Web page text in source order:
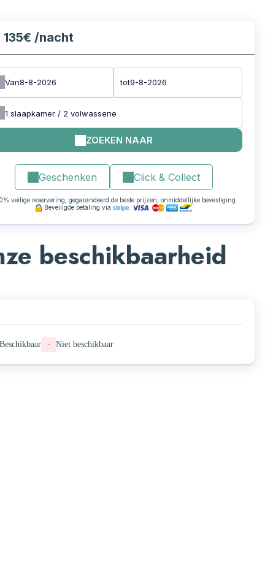
135€ /nacht
Van tot
1 slaapkamer / 2 volwassene
ZOEKEN NAAR
Geschenken Click & Collect
veilige reservering, gegarandeerd de beste prijzen, onmiddellijke bevestiging
Beveiligde betaling via
beschikbaarheid
Beschikbaar - Niet beschikbaar